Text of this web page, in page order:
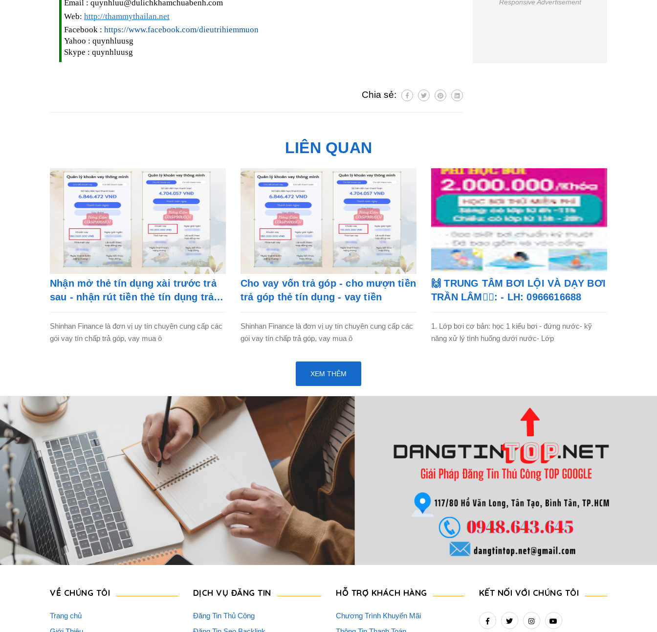
Email : quynhluu@dulichkhamchuabenh.com
Web: http://thammythailan.net
Facebook : https://www.facebook.com/dieutrihiemmuon
Yahoo : quynhluusg
Skype : quynhluusg
Chia sẻ:
Responsive Advertisement
LIÊN QUAN
Nhận mở thẻ tín dụng xài trước trả
sau - nhận rút tiền thẻ tín dụng trả
Shinhan Finance là đơn vị uy tín chuyên cung cấp các
gói vay tín chấp trả góp, vay mua ô
Cho vay vốn trả góp - cho mượn tiền
trả góp thẻ tín dụng - vay tiền
Shinhan Finance là đơn vị uy tín chuyên cung cấp các
gói vay tín chấp trả góp, vay mua ô
🙌 TRUNG TÂM BƠI LỘI VÀ DẠY BƠI
TRẦN LÂM🏊‍♂️: - LH: 0966616688
1. Lớp bơi cơ bản: học 1 kiểu bơi - đứng nước- kỹ
năng xử lý tình huống dưới nước- Lớp
XEM THÊM
VỀ CHÚNG TÔI
Trang chủ
DỊCH VỤ ĐĂNG TIN
Đăng Tin Thủ Công
HỖ TRỢ KHÁCH HÀNG
Chương Trình Khuyến Mãi
KẾT NỐI VỚI CHÚNG TÔI